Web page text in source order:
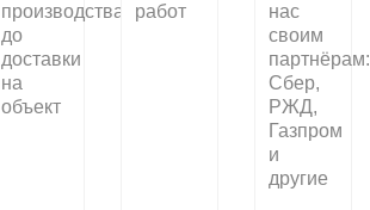
производства
до
доставки
на
объект
работ
нас
своим
партнёрам:
Сбер,
РЖД,
Газпром
и
другие